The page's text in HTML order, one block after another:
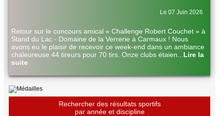
Le 07 Juin 2026
Retour sur le concours amical « Challenge Robert Couchet » à
Stand du Lac - Domaine de la Verrerie à Carmaux ! Nous
avons eu le plaisir de recevoir ce week-end dans un ambiance
chaleureuse 44 tireurs pour 70 tirs. Onze clubs étaien
Lire la
suite
Rechercher des résultats sportifs
par année et discipline